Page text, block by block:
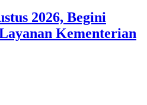
2026, Begini
Kementerian